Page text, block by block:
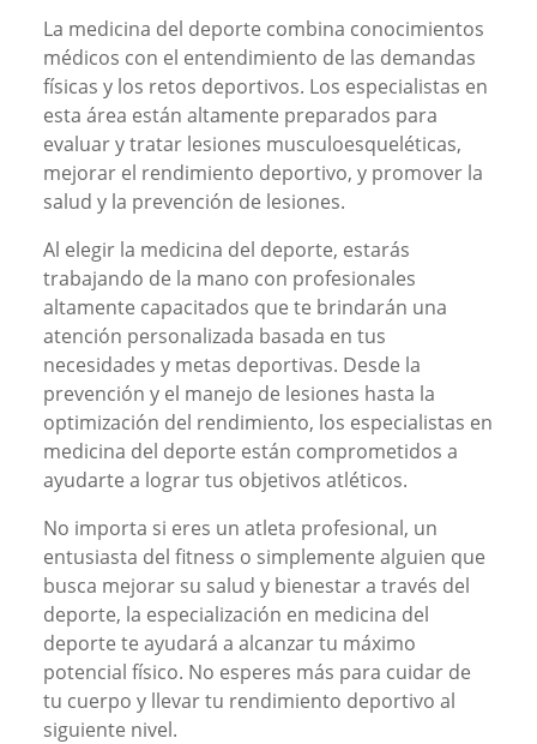
La medicina del deporte combina conocimientos
médicos con el entendimiento de las demandas
físicas y los retos deportivos. Los especialistas en
esta área están altamente preparados para
evaluar y tratar lesiones musculoesqueléticas,
mejorar el rendimiento deportivo, y promover la
salud y la prevención de lesiones.
Al elegir la medicina del deporte, estarás
trabajando de la mano con profesionales
altamente capacitados que te brindarán una
atención personalizada basada en tus
necesidades y metas deportivas. Desde la
prevención y el manejo de lesiones hasta la
optimización del rendimiento, los especialistas en
medicina del deporte están comprometidos a
ayudarte a lograr tus objetivos atléticos.
No importa si eres un atleta profesional, un
entusiasta del fitness o simplemente alguien que
busca mejorar su salud y bienestar a través del
deporte, la especialización en medicina del
deporte te ayudará a alcanzar tu máximo
potencial físico. No esperes más para cuidar de
tu cuerpo y llevar tu rendimiento deportivo al
siguiente nivel.